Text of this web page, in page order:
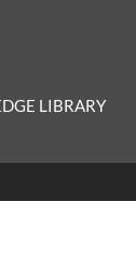
LIBRARY